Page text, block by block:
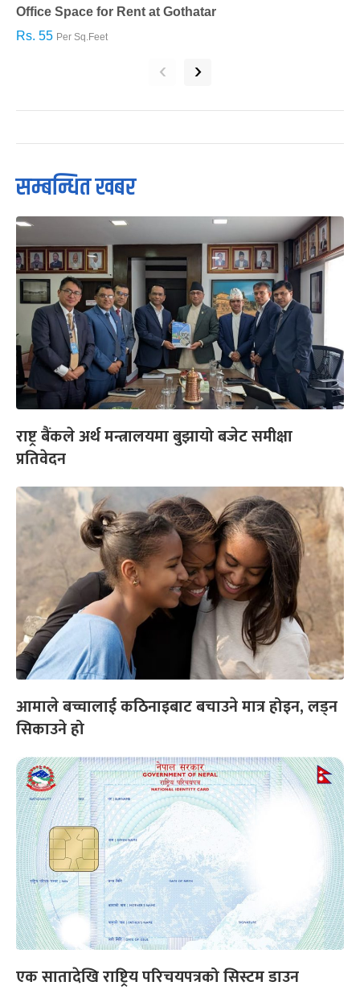
Office Space for Rent at Gothatar
Rs. 55 Per Sq.Feet
‹ ›
सम्बन्धित खबर
राष्ट्र बैंकले अर्थ मन्त्रालयमा बुझायो बजेट समीक्षा
प्रतिवेदन
आमाले बच्चालाई कठिनाइबाट बचाउने मात्र होइन, लड्न
सिकाउने हो
एक सातादेखि राष्ट्रिय परिचयपत्रको सिस्टम डाउन